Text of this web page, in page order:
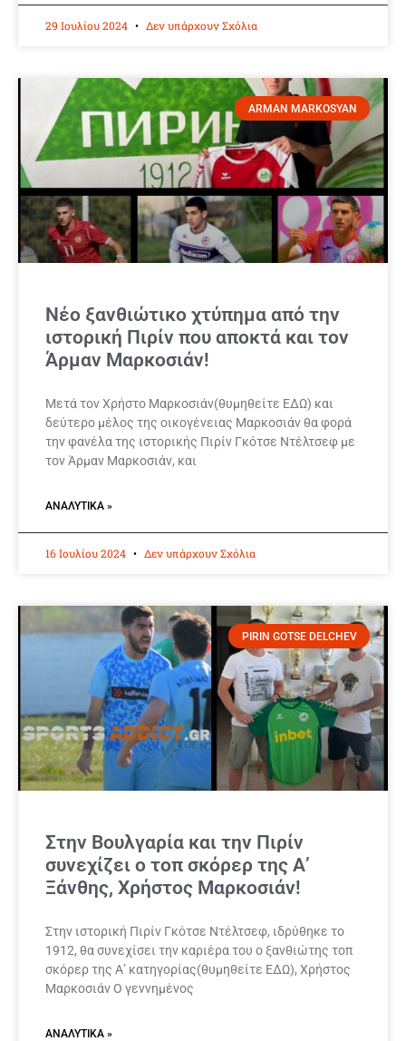
29 Ιουλίου 2024 Δεν υπάρχουν Σχόλια
ARMAN MARKOSYAN
Νέο ξανθιώτικο χτύπημα από την
ιστορική Πιρίν που αποκτά και τον
Άρμαν Μαρκοσιάν!
Μετά τον Χρήστο Μαρκοσιάν(θυμηθείτε ΕΔΩ) και
δεύτερο μέλος της οικογένειας Μαρκοσιάν θα φορά
την φανέλα της ιστορικής Πιρίν Γκότσε Ντέλτσεφ με
τον Άρμαν Μαρκοσιάν, και
ΑΝΑΛΥΤΙΚΆ »
16 Ιουλίου 2024 Δεν υπάρχουν Σχόλια
PIRIN GOTSE DELCHEV
Στην Βουλγαρία και την Πιρίν
συνεχίζει ο τοπ σκόρερ της Α’
Ξάνθης, Χρήστος Μαρκοσιάν!
Στην ιστορική Πιρίν Γκότσε Ντέλτσεφ, ιδρύθηκε το
1912, θα συνεχίσει την καριέρα του ο ξανθιώτης τοπ
σκόρερ της Α’ κατηγορίας(θυμηθείτε ΕΔΩ), Χρήστος
Μαρκοσιάν Ο γεννημένος
ΑΝΑΛΥΤΙΚΆ »